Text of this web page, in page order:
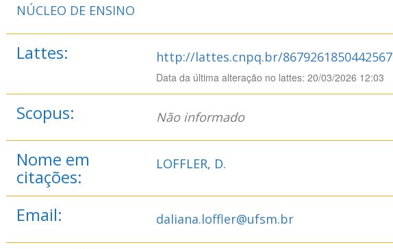
NÚCLEO DE ENSINO
Lattes: http://lattes.cnpq.br/8679261850442567
Data da última alteração no lattes: 20/03/2026 12:03
Scopus: Não informado
Nome em
citações:
LOFFLER, D.
Email: daliana.loffler@ufsm.br